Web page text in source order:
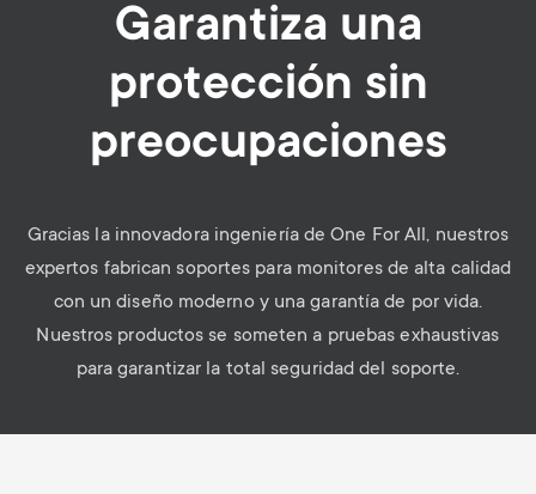
Garantiza una
protección sin
preocupaciones
Gracias la innovadora ingeniería de One For All, nuestros
expertos fabrican soportes para monitores de alta calidad
con un diseño moderno y una garantía de por vida.
Nuestros productos se someten a pruebas exhaustivas
para garantizar la total seguridad del soporte.